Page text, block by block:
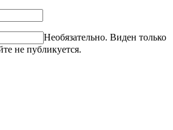
Необязательно. Виден только
не публикуется.